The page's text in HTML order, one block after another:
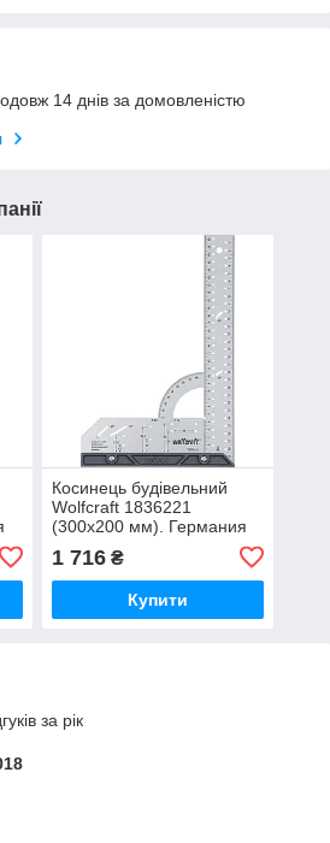
14 днів за домовленістю
Косинець будівельний
Wolfcraft 1836221
(300х200 мм). Германия
1 716₴
Купити
за рік